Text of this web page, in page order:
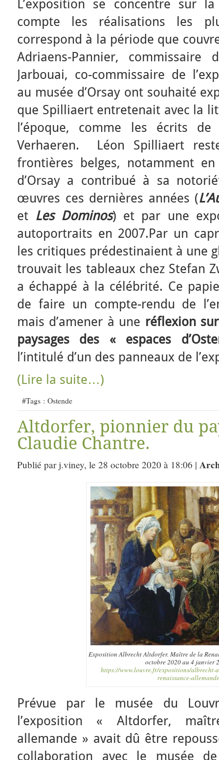
L’exposition se concentre sur
compte les réalisations les
correspond à la période que
Adriaens-Pannier, commissaire
Jarbouai, co-commissaire de
au musée d’Orsay ont souhaité
que Spilliaert entretenait avec la
l’époque, comme les écrits de
Verhaeren. Léon Spilliaert
frontières belges, notamment
d’Orsay a contribué à sa
œuvres ces dernières années (
et Les Dominos) et par une
autoportraits en 2007.Par un
les critiques prédestinaient à une
trouvait les tableaux chez Stefan
a échappé à la célébrité. Ce
de faire un compte-rendu de
mais d’amener à une réflexion
paysages des « espaces
l’intitulé d’un des panneaux de
(Lire la suite…)
#Tags : Ostende
Altdorfer, pionnier du
Claudie Chantre.
Publié par j.viney, le 28 octobre 2020 à 18:06 |
Exposition Albrecht Altdorfer. Maître de la
octobre 2020 au 4 janvier
https://www.louvre.fr/expositions/albrecht-
renaissance-allemande
Prévue par le musée du
l’exposition « Altdorfer,
allemande » avait dû être
collaboration avec le musée